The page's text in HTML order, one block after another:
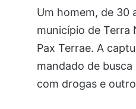
Um homem, de 30
município de Terra
Pax Terrae. A
mandado de
com drogas e